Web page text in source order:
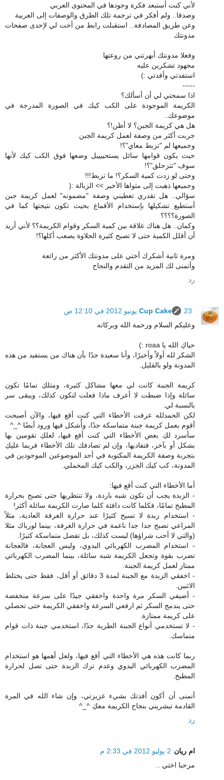
لأني كنت أستبعد فكرة وجودها في المحتوى العربي
وصدقا.. ولم أفكر في ترجمة تلك الطرق والوصفات إلى العربية
وعن طريق المصادفة.. استقبلت رابط من أخت لي لإحدى صفحات
مدونتك
وفعلا مدونتك أبهرتني من روعتها
مجهود تشكرين عليه
استفدتي وأفدتي :)
-----
اذا سمحتي لي أن أسألك؟
الكريمة الموجودة على الكب كيك في الصورة المدرجة في
موضوعك..
هل هي كريمة الجبن؟ لا أظن!؟
جربت أكثر من وصفة لعمل كريمة الجبن
وجميعها لم "تزبط معاي"؟!
حيث يكون قوامها سائل يستحييييل وضعها فوق الكب كيك لأنها
سوف "تتزحلق"؟!
وحتى لو زدت كمية السكر؟! ما تزبط!!!
وجميعها ذهبت إلى مثواها الأخير >> الزبالة :(
سؤالي.. هل تقدري تعطيني وصفة "مضمونه" لعمل كريمة جبن
أستطيع تشكيلها بإستخدام الأقماع بحيث تكون نتيجتها كما في
الصورة؟؟؟؟
وكمان.. هل هناك علاقة بين كمية السكر وقوام الكريمة؟؟ لأني أريد
أن أقلل الكمية حتى لا تصبح كثيرة الحلاوة يصعب أكلها؟!
ومرة ثانية أشكرك أختي على مدونتك الأكثر من رائعة
وأتمنى لك المزيد من التقدم والنجاح
رد
Cup Cake
23 يونيو 2012 في 12:10 ص
وعليكم السلام ورحمة الله وبركاته
حياكِ الله يا roaa :)
الشكر لله أولاً وأخيرًا، وأنا سعيدة جدًا بأن هناك من يستفيد من هذه
المدونة ولو بالقليل.
كريمة الجبنة كانت لي معها مشاكل كثيرة، ومثلكِ تمامًا تكون
سائلة وإذا ضبطت لا أعرف ماذا فعلت لتكون كذلك، ويبقى سر
بالنسبة لي.
لكن الحمدلله عرفت الأخطاء التي كنت أقع فيها، والآن أصبحت
أقوم بعمل كريمة جبنة متماسكة جدًا، وأُشكل فيها ورود أيضًا ^_^
سأسرد لكِ بعض الأخطاء التي كنت أقع فيها، لعلكِ تقومين بها
بشكل أو بآخر، فتفاديها، وإن لم تصادفك تلك الأخطاء فربما عليكِ
بتجربة وصفة الكريمة المكتوبة في أحد الموضوعين الموجودين في
المدونة، كب كيك الجزر، والكب كيك المخملي.
أما الأخطاء التي كنت أقع فيها:
- الزبدة يجب أن تكون شبه باردة، ولا تنتظريها حتى تصبح بحرارة
المطبخ تمامًا، فكلما كانت دافئة كلما صارت الكريمة سائلة أكثر!
- استخدام زبدة لا تسيح كثيرًا عند حرارة الغرفة العادية، مثلاً
المراعي تصبح جدا جدا ناعمة في حرارة الغرفة، بينما لورباك مثلا
(والتي لا أحب شراؤها) ليست كذلك، بل تفضل متماسكة كثيرًا.
- استخدام المضرب الكهربائي اليدوي، وليس العجانة، فالعجانة
تضرب بقوة وتجعل الكريمة شبه سائلة، بينما المضرب الكهربائي
ممتاز لعمل كريمة الجبنة.
- اخفقي الزبدة مع الجبنة لمدة 3 دقائق أو أقل، فقط حتى يختلط
الاثنين.
- أضيفي السكر مرة واحدة واخفقي جيدًا على سرعة منخفضة
حتى يندمج السكر ثم ارفعي السرعة واخفقي الكريمة حتى تحصلي
على كريمة ممتازة.
- لا تستخدمي أنواع الجبنة الطرية جدًا، استخدمي جبنة ذات قوام
متماسك.
ربما كانت هذه هي الأخطاء التي أقع فيها، ولعل أهمها هو استخدام
المضرب الكهربائي اليدوي وعدم ترك الزبدة حتى تصل لحرارة
المطبخ.
أتمنى أن أكون أفدتك بشيء عزيزتي، وإن شاء الله في المرة
القادمة تبشريني بنجاح الكريمة معكِ ^_^
رد
ام ريان 2 يوليو 2012 في 2:33 م
مرحبا اختي ..